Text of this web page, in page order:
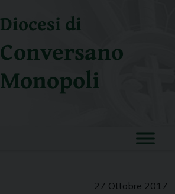
Diocesi di
Conversano
Monopoli
27 Ottobre 2017